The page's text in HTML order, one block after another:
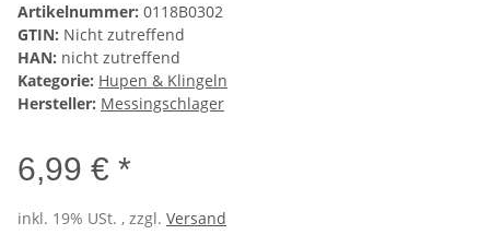
Artikelnummer: 0118B0302
GTIN: Nicht zutreffend
HAN: nicht zutreffend
Kategorie: Hupen & Klingeln
Hersteller: Messingschlager
6,99 € *
inkl. 19% USt. , zzgl. Versand